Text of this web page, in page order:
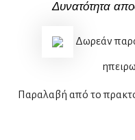
Δυνατότητα
Δωρεάν
Παραλαβή από το